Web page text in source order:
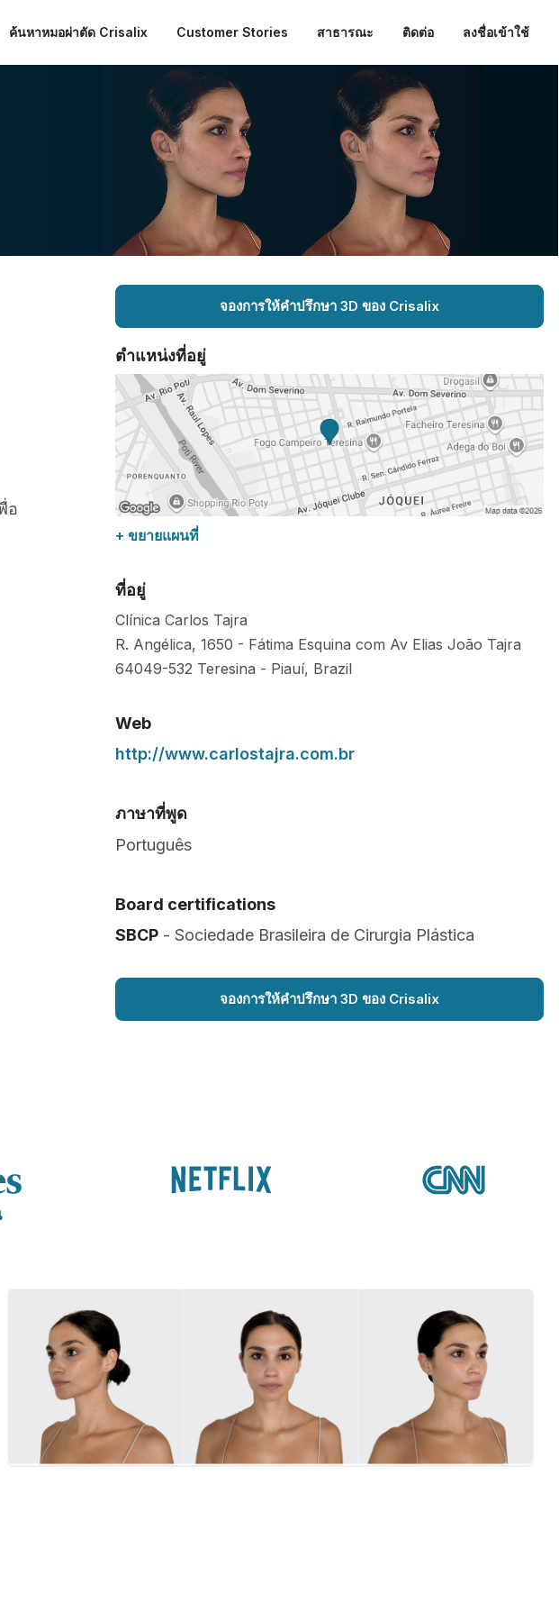
ค้นหาหมอผ่าตัด Crisalix Customer Stories สาธารณะ ติดต่อ ลงชื่อเข้าใช้
อ
จองการให้คำปรึกษา 3D ของ Crisalix
ตำแหน่งที่อยู่
+ ขยายแผนที่
ที่อยู่
Clínica Carlos Tajra
R. Angélica, 1650 - Fátima Esquina com Av Elias João Tajra
64049-532 Teresina - Piauí, Brazil
Web
http://www.carlostajra.com.br
ภาษาที่พูด
Português
Board certifications
SBCP - Sociedade Brasileira de Cirurgia Plástica
จองการให้คำปรึกษา 3D ของ Crisalix